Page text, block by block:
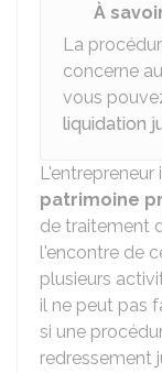
À
La
concerne
vous
liquidation
patrimoine
de traitement
l'encontre de
plusieurs
il ne peut pas
si une
redressement